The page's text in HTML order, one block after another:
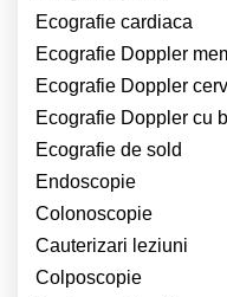
Ecografie cardiaca
Ecografie Doppler
Ecografie Doppler
Ecografie Doppler cu
Ecografie de sold
Endoscopie
Colonoscopie
Cauterizari leziuni
Colposcopie